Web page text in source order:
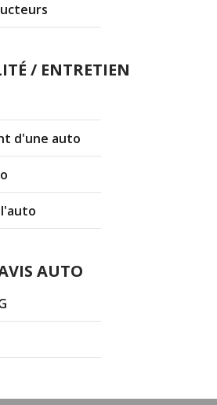
/ ENTRETIEN
d'une auto
AUTO